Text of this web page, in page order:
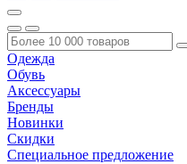
Одежда
Обувь
Аксессуары
Бренды
Новинки
Скидки
Специальное предложение